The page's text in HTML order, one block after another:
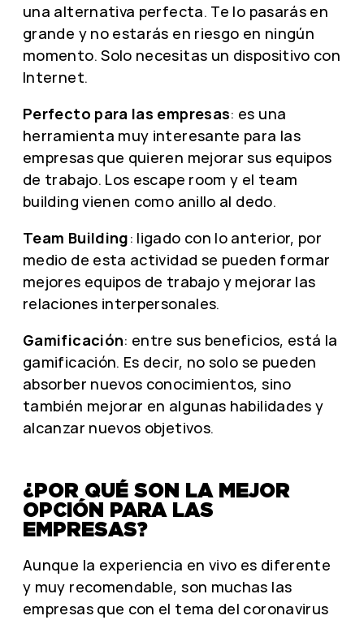
una alternativa perfecta. Te lo pasarás en
grande y no estarás en riesgo en ningún
momento. Solo necesitas un dispositivo con
Internet.
Perfecto para las empresas: es una
herramienta muy interesante para las
empresas que quieren mejorar sus equipos
de trabajo. Los escape room y el team
building vienen como anillo al dedo.
Team Building: ligado con lo anterior, por
medio de esta actividad se pueden formar
mejores equipos de trabajo y mejorar las
relaciones interpersonales.
Gamificación: entre sus beneficios, está la
gamificación. Es decir, no solo se pueden
absorber nuevos conocimientos, sino
también mejorar en algunas habilidades y
alcanzar nuevos objetivos.
¿POR QUÉ SON LA MEJOR
OPCIÓN PARA LAS
EMPRESAS?
Aunque la experiencia en vivo es diferente
y muy recomendable, son muchas las
empresas que con el tema del coronavirus